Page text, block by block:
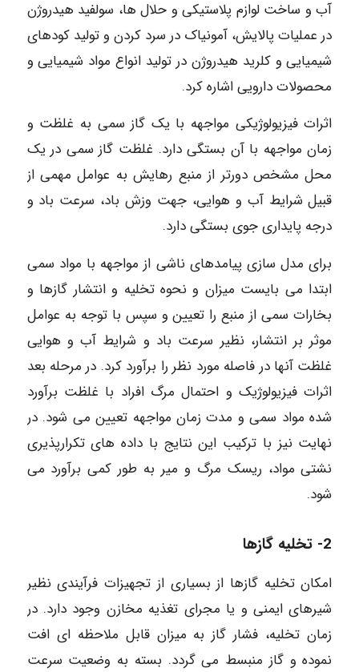
آب و ساخت لوازم پلاستیکی و حلال ها، سولفید هیدروژن
در عملیات پالایش، آمونیاک در سرد کردن و تولید کودهای
شیمیایی و کلرید هیدروژن در تولید انواع مواد شیمیایی و
محصولات دارویی اشاره کرد.
اثرات فیزیولوژیکی مواجهه با یک گاز سمی به غلظت و
زمان مواجهه با آن بستگی دارد. غلظت گاز سمی در یک
محل مشخص دورتر از منبع رهایش به عوامل مهمی از
قبیل شرایط آب و هوایی، جهت وزش باد، سرعت باد و
درجه پایداری جوی بستگی دارد.
برای مدل سازی پیامدهای ناشی از مواجهه با مواد سمی
ابتدا می بایست میزان و نحوه تخلیه و انتشار گازها و
بخارات سمی از منبع را تعیین و سپس با توجه به عوامل
موثر بر انتشار، نظیر سرعت باد و شرایط آب و هوایی
غلظت آنها در فاصله مورد نظر را برآورد کرد. در مرحله بعد
اثرات فیزیولوژیک و احتمال مرگ افراد با غلظت برآورد
شده مواد سمی و مدت زمان مواجهه تعیین می شود. در
نهایت نیز با ترکیب این نتایج با داده های تکرارپذیری
نشتی مواد، ریسک مرگ و میر به طور کمی برآورد می
شود.
2- تخلیه گازها
امکان تخلیه گازها از بسیاری از تجهیزات فرآیندی نظیر
شیرهای ایمنی و یا مجرای تغذیه مخازن وجود دارد. در
زمان تخلیه، فشار گاز به میزان قابل ملاحظه ای افت
نموده و گاز منبسط می گردد. بسته به وضعیت سرعت